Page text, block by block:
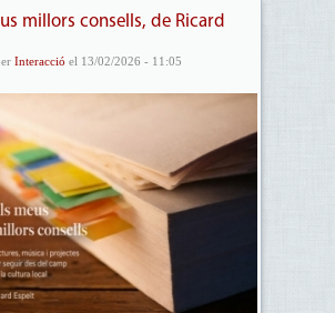
millors consells, de Ricard
Interacció el 13/02/2026 - 11:05